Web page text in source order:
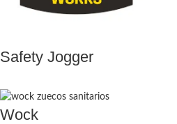
Safety Jogger
Wock